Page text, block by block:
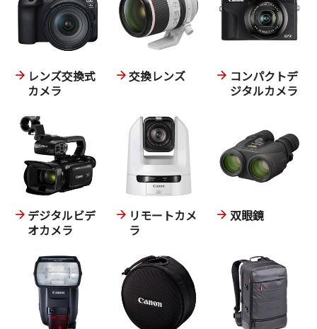
レンズ交換式
カメラ
交換レンズ
コンパクトデ
ジタルカメラ
デジタルビデ
オカメラ
リモートカメ
ラ
双眼鏡